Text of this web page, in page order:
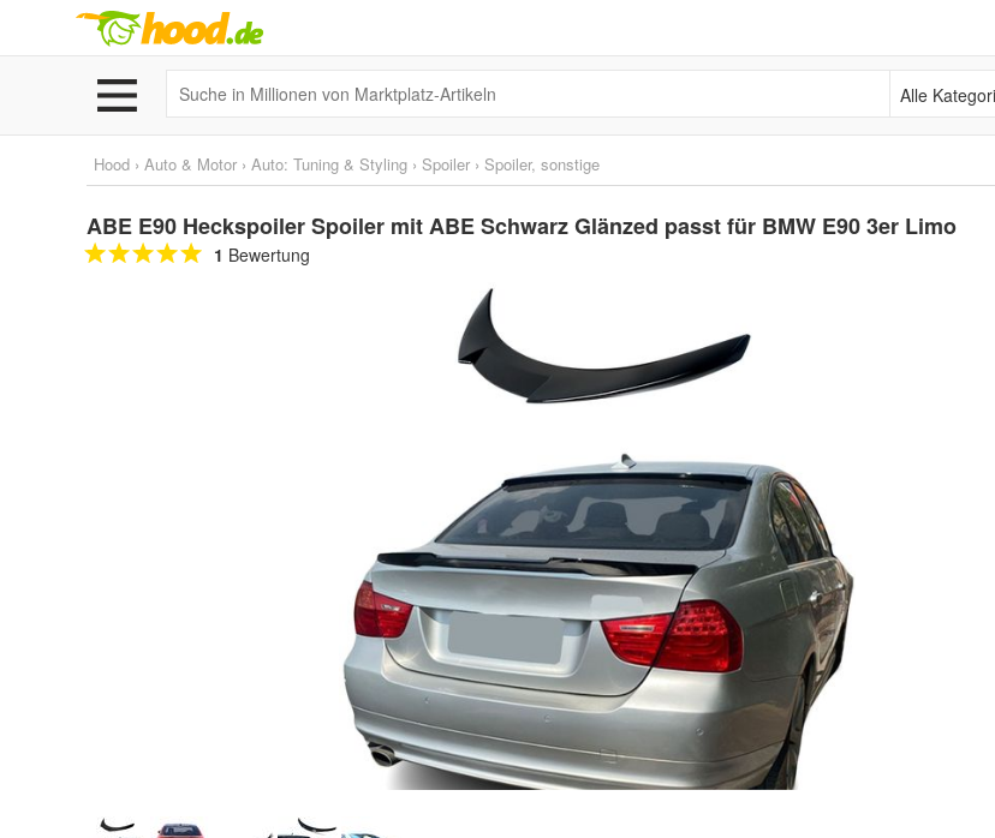
Alle Kategorien
Hood › Auto & Motor › Auto: Tuning & Styling › Spoiler › Spoiler, sonstige
ABE E90 Heckspoiler Spoiler mit ABE Schwarz Glänzed passt für BMW E90 3er Limo
1 Bewertung